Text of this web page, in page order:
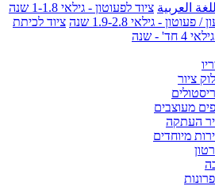
العربية ציוד לפעוטון - גילאי 1-1.8 שנה
- גילאי 1.9-2.8 שנה
ציוד לכיתת
חד' - שנה
ציור
מעוצבים
העתקה
מיוחדים